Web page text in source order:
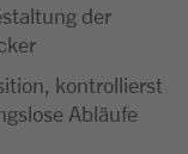
der
kontrollierst
Abläufe